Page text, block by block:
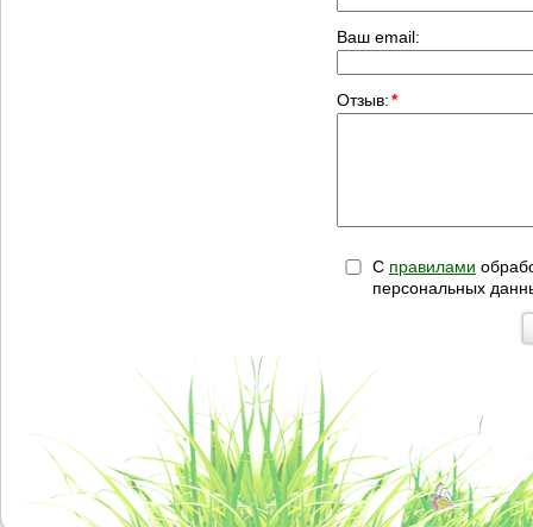
Ваш email:
Отзыв:*
С правилами
персональных